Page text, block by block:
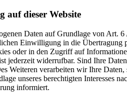
auf dieser Website
Daten auf Grundlage von
Einwilligung in die Übertragung
oder in den Zugriff auf
widerrufbar. Sind Ihre
verarbeiten wir Ihre
unseres berechtigten Interesses
informiert.